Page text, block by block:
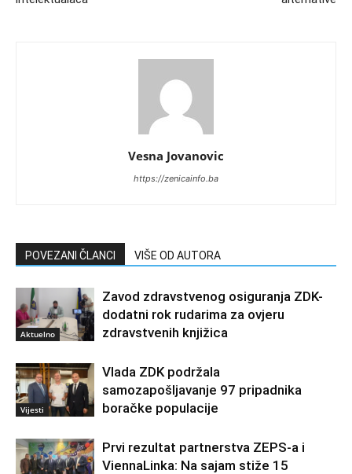
Vesna Jovanovic
https://zenicainfo.ba
POVEZANI ČLANCI VIŠE OD AUTORA
Aktuelno
Zavod zdravstvenog osiguranja ZDK-
dodatni rok rudarima za ovjeru
zdravstvenih knjižica
Vijesti
Vlada ZDK podržala
samozapošljavanje 97 pripadnika
boračke populacije
Prvi rezultat partnerstva ZEPS-a i
ViennaLinka: Na sajam stiže 15